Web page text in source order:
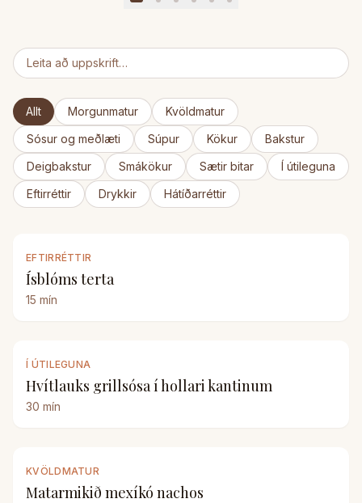
Allt Morgunmatur
Kvöldmatur
Sósur og meðlæti
Súpur Kökur
Bakstur
Deigbakstur
Smákökur Sætir bitar
Í útileguna
Eftirréttir
Drykkir Hátíðarréttir
EFTIRRÉTTIR
Ísblóms terta
15 mín
Í ÚTILEGUNA
Hvítlauks grillsósa í hollari kantinum
30 mín
KVÖLDMATUR
Matarmikið mexíkó nachos